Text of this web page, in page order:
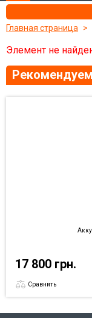
Главная страница
Элемент не
Рекомендуем
17 800 грн.
Сравнить